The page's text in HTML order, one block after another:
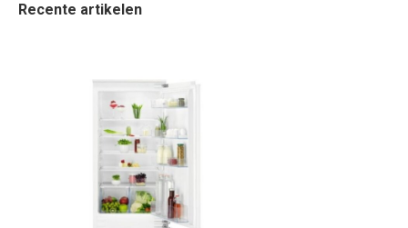
Recente artikelen